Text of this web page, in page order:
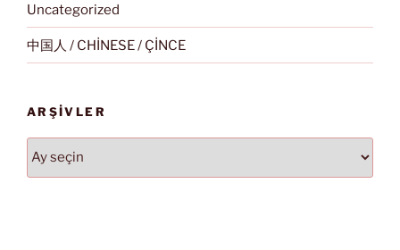
Uncategorized
中国人 / CHİNESE / ÇİNCE
ARŞIVLER
Arşivler